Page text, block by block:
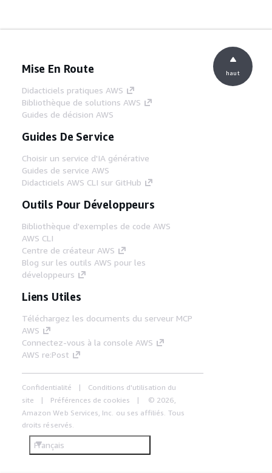
Mise En Route
Didacticiels pratiques AWS
Bibliothèque de solutions AWS
Guides de décision AWS
Guides De Service
Choisir un service d'IA générative
Guides de service AWS
Didacticiels AWS CLI sur GitHub
Outils Pour Développeurs
Bibliothèque d'exemples de code AWS
AWS CLI
Centre de créateur AWS
Blog sur les outils AWS pour les
développeurs
Liens Utiles
Téléchargez les documents du serveur MCP
AWS
Connectez-vous à la console AWS
AWS re:Post
Confidentialité
Conditions d'utilisation du
site
Préférences de cookies
© 2026,
Amazon Web Services, Inc. ou ses affiliés. Tous
droits réservés.
Français
haut